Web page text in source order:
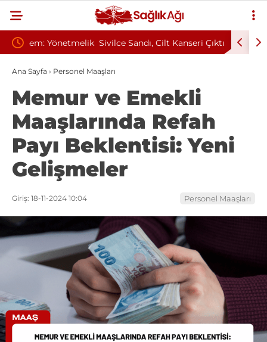
Sivilce Sandı, Cilt Kanseri Çıktı: Ameliyattan 60
Dikişle Uyandı
Baş
Ana Sayfa › Personel Maaşları
Memur ve Emekli
Maaşlarında Refah
Payı Beklentisi: Yeni
Gelişmeler
Giriş: 18-11-2024 10:04 Personel Maaşları